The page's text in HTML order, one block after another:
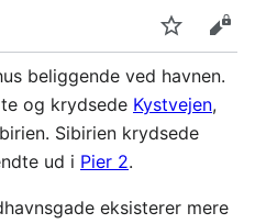
OvervågVis
beliggende ved havnen.
og krydsede Kystvejen,
Sibirien krydsede
ud i Pier 2.
eksisterer mere